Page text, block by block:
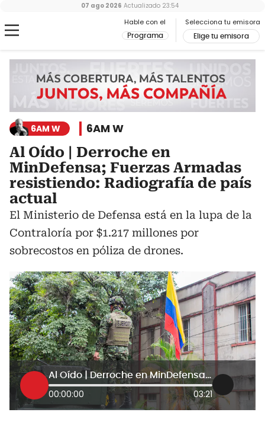
Hable con el
Programa
Selecciona tu emisora
Elige tu emisora
07 ago 2026 Actualizado 23:54
6AM W 6AM W
Al Oído | Derroche en
MinDefensa; Fuerzas Armadas
resistiendo: Radiografía de país
actual
El Ministerio de Defensa está en la lupa de la
Contraloría por $1.217 millones por
sobrecostos en póliza de drones.
Al Oído | Derroche en MinDefensa; Fuerzas Armadas resistiendo: Radiografía de país actual
00:00:00 03:21